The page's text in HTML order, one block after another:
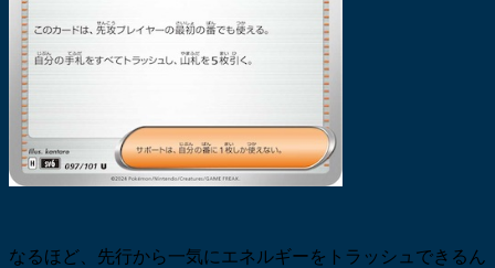
なるほど、先行から一気にエネルギーをトラッシュできるん